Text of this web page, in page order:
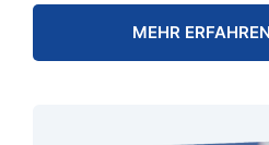
MEHR ERFAHREN